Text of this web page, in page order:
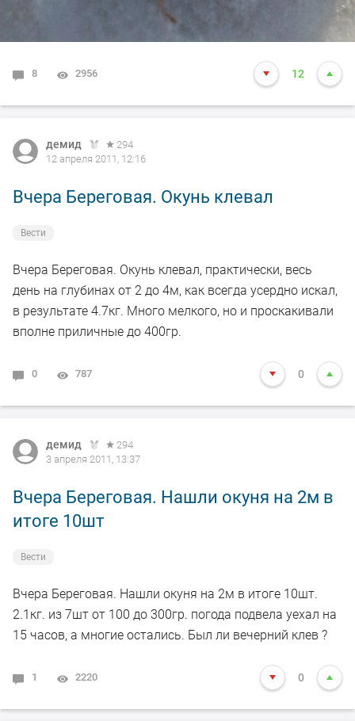
8 2956 12
демид
294
12 апреля 2011, 12:16
Вчера Береговая. Окунь клевал
Вести
Вчера Береговая. Окунь клевал, практически, весь
день на глубинах от 2 до 4м, как всегда усердно искал,
в результате 4.7кг. Много мелкого, но и проскакивали
вполне приличные до 400гр.
0 787 0
демид
294
3 апреля 2011, 13:37
Вчера Береговая. Нашли окуня на 2м в
итоге 10шт
Вести
Вчера Береговая. Нашли окуня на 2м в итоге 10шт.
2.1кг. из 7шт от 100 до 300гр. погода подвела уехал на
15 часов, а многие остались. Был ли вечерний клев ?
1 2220 0